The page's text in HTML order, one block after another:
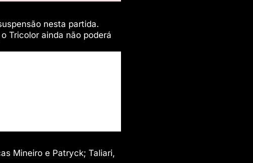
nesta partida.
Tricolor ainda não poderá
Mineiro e Patryck; Taliari,